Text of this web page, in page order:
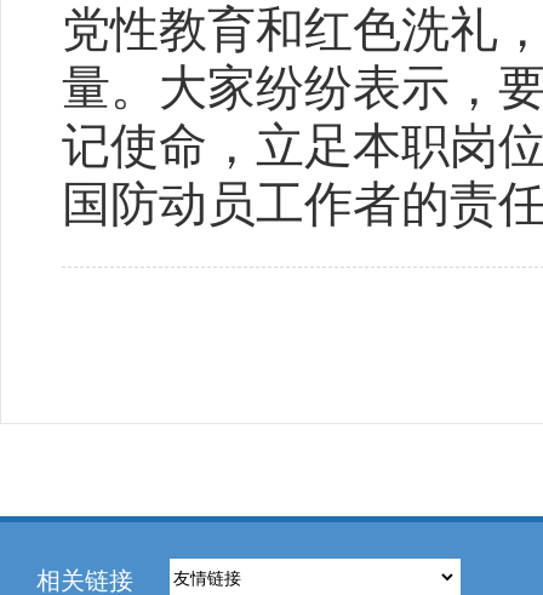
党性教育和红色洗礼
量。大家纷纷表示，
记使命，立足本职岗
国防动员工作者的责
相关链接